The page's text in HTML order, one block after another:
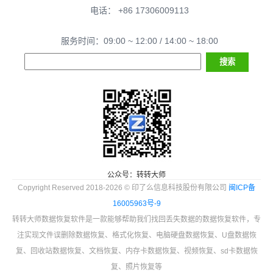
电话： +86 17306009113
服务时间：09:00 ~ 12:00 / 14:00 ~ 18:00
公众号：转转大师
Copyright Reserved 2018-2026 © 印了么信息科技股份有限公司 闽ICP备
16005963号-9
转转大师数据恢复软件是一款能够帮助我们找回丢失数据的数据恢复软件，专
注实现文件误删除数据恢复、格式化恢复、电脑硬盘数据恢复、U盘数据恢
复、回收站数据恢复、文档恢复、内存卡数据恢复、视频恢复、sd卡数据恢
复、照片恢复等